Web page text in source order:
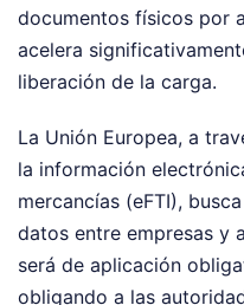
documentos físicos por
acelera
liberación de la carga.
La Unión Europea, a
la información
mercancías (eFTI),
datos entre empresas y
será de aplicación
obligando a las